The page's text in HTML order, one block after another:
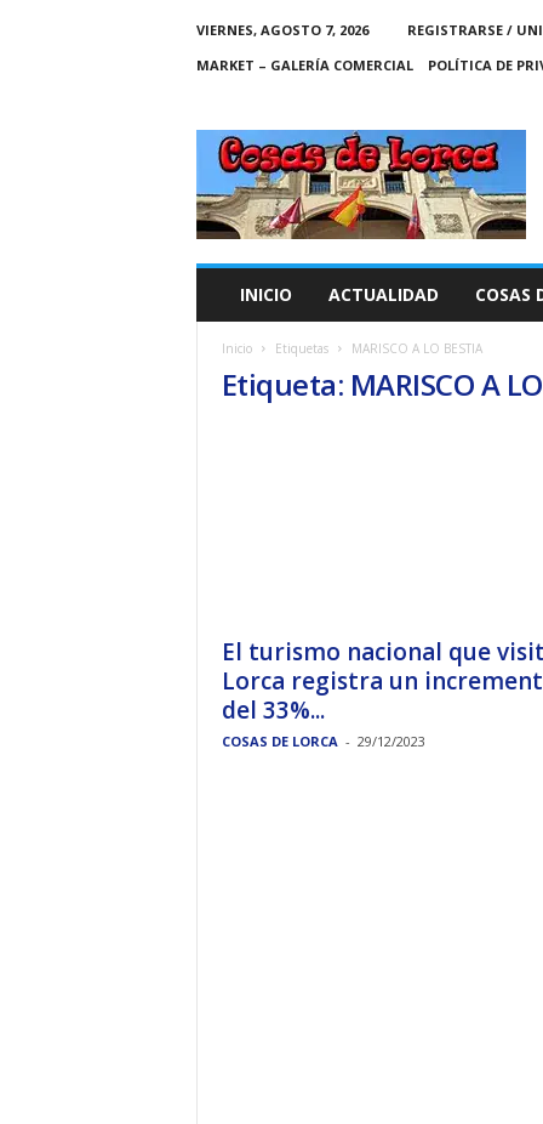
VIERNES, AGOSTO 7, 2026
REGISTRARSE /
MARKET – GALERÍA COMERCIAL
POLÍTICA DE
C
A
S
INICIO ACTUALIDAD COSAS
Inicio Etiquetas MARISCO A LO BESTIA
Etiqueta: MARISCO A
El turismo nacional que
Lorca registra un
del 33%...
COSAS DE LORCA - 29/12/2023